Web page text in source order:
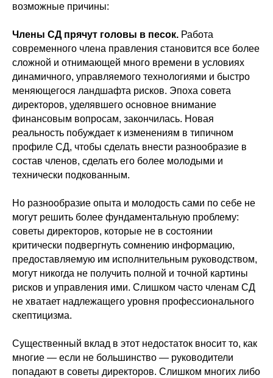
возможные причины:
Члены СД прячут головы в песок. Работа
современного члена правления становится все более
сложной и отнимающей много времени в условиях
динамичного, управляемого технологиями и быстро
меняющегося ландшафта рисков. Эпоха совета
директоров, уделявшего основное внимание
финансовым вопросам, закончилась. Новая
реальность побуждает к изменениям в типичном
профиле СД, чтобы сделать внести разнообразие в
состав членов, сделать его более молодыми и
технически подкованным.
Но разнообразие опыта и молодость сами по себе не
могут решить более фундаментальную проблему:
советы директоров, которые не в состоянии
критически подвергнуть сомнению информацию,
предоставляемую им исполнительным руководством,
могут никогда не получить полной и точной картины
рисков и управления ими. Слишком часто членам СД
не хватает надлежащего уровня профессионального
скептицизма.
Существенный вклад в этот недостаток вносит то, как
многие — если не большинство — руководители
попадают в советы директоров. Слишком многих либо